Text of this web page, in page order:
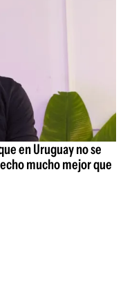
en Uruguay no se
mucho mejor que